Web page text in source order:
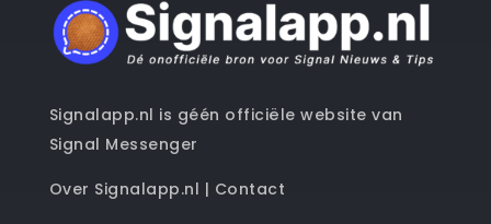
Signalapp.nl is géén officiële website van
Signal Messenger
Over Signalapp.nl | Contact